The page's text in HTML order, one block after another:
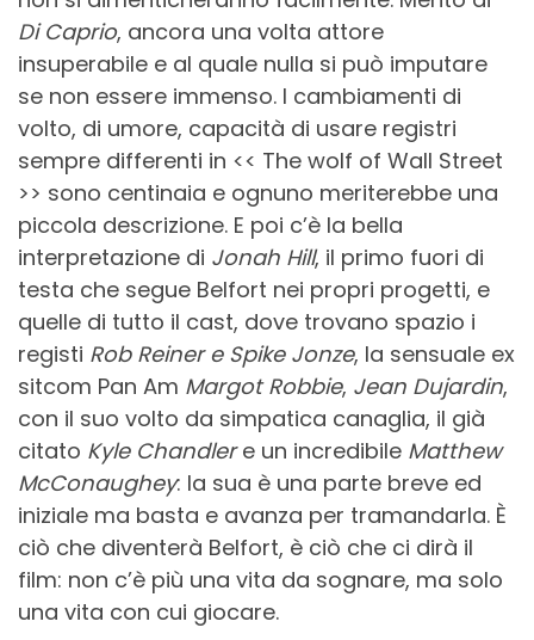
Di Caprio, ancora una volta attore
insuperabile e al quale nulla si può imputare
se non essere immenso. I cambiamenti di
volto, di umore, capacità di usare registri
sempre differenti in << The wolf of Wall Street
>> sono centinaia e ognuno meriterebbe una
piccola descrizione. E poi c’è la bella
interpretazione di Jonah Hill, il primo fuori di
testa che segue Belfort nei propri progetti, e
quelle di tutto il cast, dove trovano spazio i
registi Rob Reiner e Spike Jonze, la sensuale ex
sitcom Pan Am Margot Robbie, Jean Dujardin,
con il suo volto da simpatica canaglia, il già
citato Kyle Chandlere un incredibile Matthew
McConaughey: la sua è una parte breve ed
iniziale ma basta e avanza per tramandarla. È
ciò che diventerà Belfort, è ciò che ci dirà il
film: non c’è più una vita da sognare, ma solo
una vita con cui giocare.